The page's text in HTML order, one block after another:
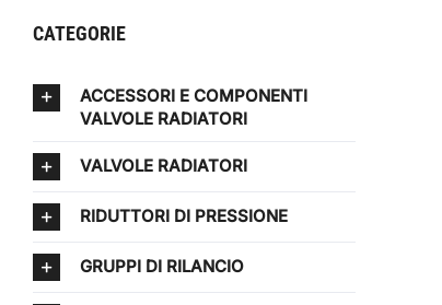
CATEGORIE
ACCESSORI E COMPONENTI
VALVOLE RADIATORI
VALVOLE RADIATORI
RIDUTTORI DI PRESSIONE
GRUPPI DI RILANCIO